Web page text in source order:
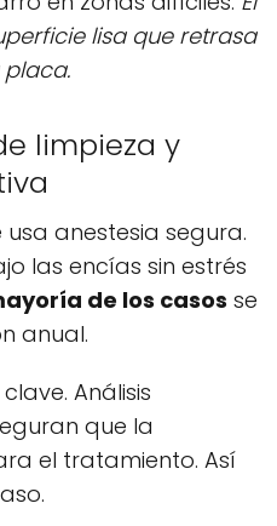
lisa que retrasa
limpieza y
usa anestesia segura.
las encías sin estrés
de los casos se
anual.
Análisis
que la
el tratamiento. Así